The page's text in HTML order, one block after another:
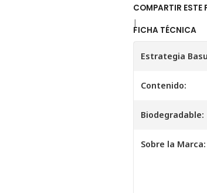
COMPARTIR ESTE
|
FICHA TÉCNICA
Estrategia
Contenido:
Biodegradable:
Sobre la Marca: